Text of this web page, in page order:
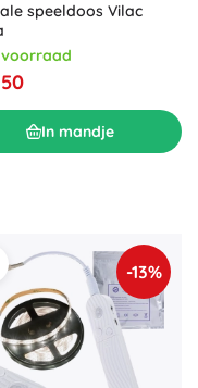
speeldoos Vilac
In mandje
-13%